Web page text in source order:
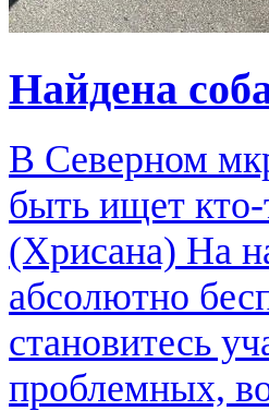
Найдена
В Северном
быть ищет
(Хрисана) На
абсолютно
становитесь
проблемных,